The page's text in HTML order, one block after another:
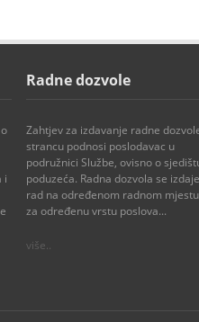
i
Radne dozvole
Zahtjev za izdavanje radne
strancu podnosi poslodavac u
podružnici Službe, ovisno o
poduzeća. Radna dozvola se
rad na određenom radnom
za određenu vrstu poslova...
više..